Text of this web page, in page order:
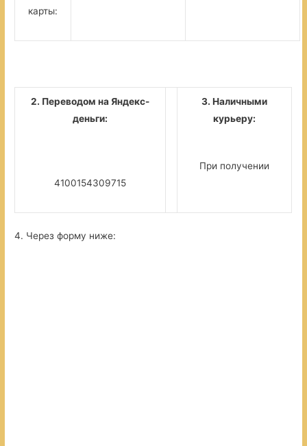
карты:
2. Переводом на Яндекс-
деньги:
4100154309715
3. Наличными
курьеру:
При получении
4. Через форму ниже: